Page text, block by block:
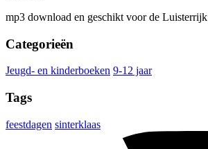
mp3 download en geschikt voor de
Categorieën
Jeugd- en kinderboeken 9-12 jaar
Tags
feestdagen sinterklaas